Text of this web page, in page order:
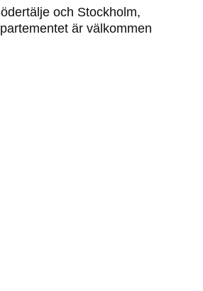
och Stockholm,
är välkommen